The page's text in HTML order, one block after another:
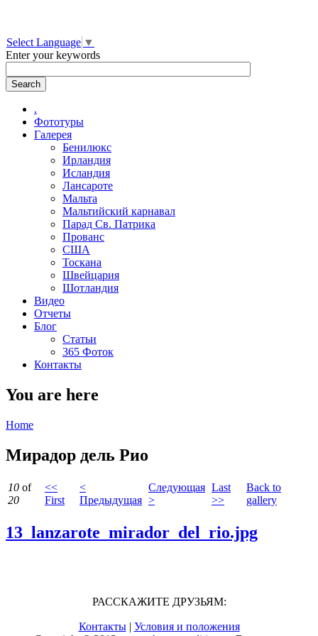
Select Language ▼
Enter your keywords
.
Фототуры
Галерея
Бенилюкс
Ирландия
Исландия
Лансароте
Мальта
Мальтийский карнавал
Парад Св. Патрика
Прованс
США
Тоскана
Швейцария
Шотландия
Видео
Отчеты
Блог
Статьи
365 Фоток
Контакты
You are here
Home
Мирадор дель Рио
10 of
20
<<
First
<
Предыдущая
Следующая
>
Last
>>
Back to
gallery
13_lanzarote_mirador_del_rio.jpg
РАССКАЖИТЕ ДРУЗЬЯМ:
Контакты| Условия и положения